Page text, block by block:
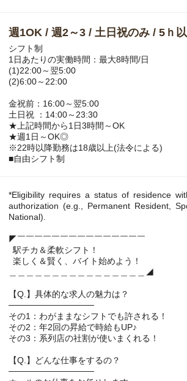
週1OK / 週2～3 / 土日祝のみ / 5ｈ
シフト制
1日あたりの実働時間：最大8時間/日
(1)22:00～翌5:00
(2)6:00～22:00
金祝前：16:00～翌5:00
土日祝 ：14:00～23:30
★上記時間から1日3時間～OK
★週1日～OK◎
※22時以降勤務は18歳以上(法令による)
■自由シフト制
*Eligibility requires a status of residence
authorization (e.g., Permanent Resident,
National).
◤￣￣￣￣￣￣￣￣￣￣￣￣￣￣￣
駅チカ＆柔軟シフト！
楽しく＆賢く、バイト始めよう！
＿＿＿＿＿＿＿＿＿＿＿＿＿＿＿＿◢
【Q.】具体的な求人の魅力は？
──────────────
その1：わがままなシフトでも許される！
その2：年2回の昇給で時給もUP♪
その3：系列店の社割が使いまくれる！
【Q.】どんな仕事をするの？
──────────────